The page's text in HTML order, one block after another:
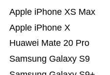
Samsung Galaxy S9
Huawei Mate 20 Pro
Apple iPhone X
Apple iPhone XS Max